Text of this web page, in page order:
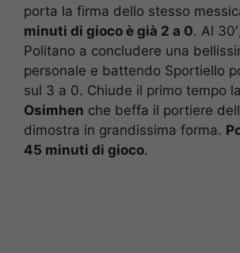
porta la firma dello stesso
minuti di gioco è già 2 a 0. Al
Politano a concludere una
personale e battendo Sportiello
sul 3 a 0. Chiude il primo tempo la
Osimhen che beffa il portiere
dimostra in grandissima forma.
45 minuti di gioco.